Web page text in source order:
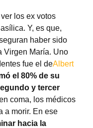
los ex votos
Y, es que,
haber sido
Virgen María. Uno
fue el deAlbert
el 80% de su
y tercer
coma, los médicos
a morir. En ese
hacia la